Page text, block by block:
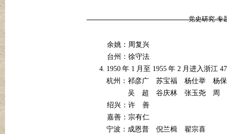
党史研究·专
余姚：周复兴
台州：徐守法
4. 1950 年 1 月至 1955 年 2 月进入浙江 47
杭州：祁彦广
苏宝福 杨仕举
杨
吴
超 谷庆林 张玉尧 周
绍兴：许
善
嘉善：宗有仁
宁波：成恩普
倪兰楫
翟宗喜